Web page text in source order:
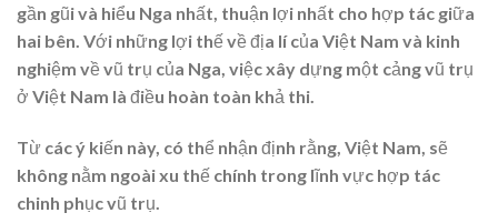
gần gũi và hiểu Nga nhất, thuận lợi nhất cho hợp tác giữa
hai bên. Với những lợi thế về địa lí của Việt Nam và kinh
nghiệm về vũ trụ của Nga, việc xây dựng một cảng vũ trụ
ở Việt Nam là điều hoàn toàn khả thi.
Từ các ý kiến này, có thể nhận định rằng, Việt Nam, sẽ
không nằm ngoài xu thế chính trong lĩnh vực hợp tác
chinh phục vũ trụ.